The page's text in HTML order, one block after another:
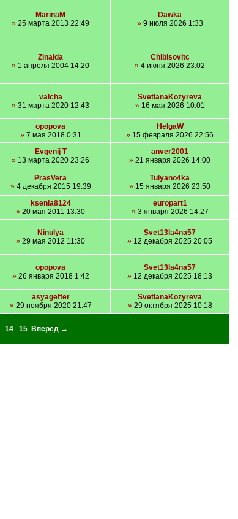
MarinaM
» 25 марта 2013 22:49
Dawka
»9 июля 2026 1:33
Zinaida
» 1 апреля 2004 14:20
Chibisovitc
» 4 июня 2026 23:02
valcha
» 31 марта 2020 12:43
SvetlanaKozyreva
»16 мая 2026 10:01
opopova
»7 мая 2018 0:31
HelgaW
» 15 февраля 2026 22:56
Evgenij T
» 13 марта 2020 23:26
anver2001
» 21 января 2026 14:00
PrasVera
»4 декабря 2015 19:39
Tulyano4ka
» 15 января 2026 23:50
ksenia8124
» 20 мая 2011 13:30
europart1
»3 января 2026 14:27
Ninulya
» 29 мая 2012 11:30
Svet13la4na57
» 12 декабря 2025 20:05
opopova
»26 января 2018 1:42
Svet13la4na57
» 12 декабря 2025 18:13
asyagefter
»29 ноября 2020 21:47
SvetlanaKozyreva
»29 октября 2025 10:18
14 15 Вперед →